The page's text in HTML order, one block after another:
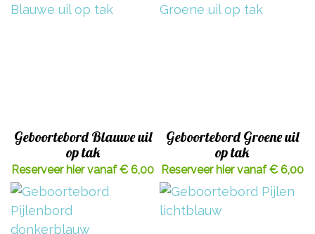
Geboortebord Blauwe uil
op tak
Reserveer hier vanaf € 6,00
Geboortebord Groene uil
op tak
Reserveer hier vanaf € 6,00